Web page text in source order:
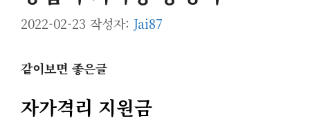
2022-02-23 작성자: Jai87
같이보면 좋은글
자가격리 지원금